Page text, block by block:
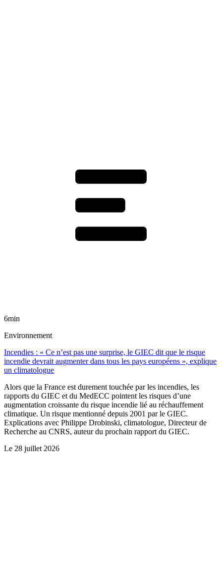
6min
Environnement
Incendies : « Ce n’est pas une surprise, le GIEC dit que le risque
incendie devrait augmenter dans tous les pays européens », explique
un climatologue
Alors que la France est durement touchée par les incendies, les
rapports du GIEC et du MedECC pointent les risques d’une
augmentation croissante du risque incendie lié au réchauffement
climatique. Un risque mentionné depuis 2001 par le GIEC.
Explications avec Philippe Drobinski, climatologue, Directeur de
Recherche au CNRS, auteur du prochain rapport du GIEC.
Le 28 juillet 2026